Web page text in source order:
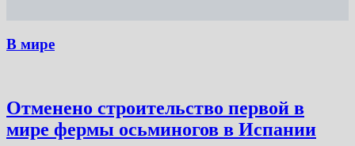
В мире
Отменено строительство первой в
мире фермы осьминогов в Испании